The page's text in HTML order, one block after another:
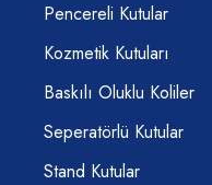
Pencereli Kutular
Kozmetik Kutuları
Baskılı Oluklu Koliler
Seperatörlü Kutular
Stand Kutular